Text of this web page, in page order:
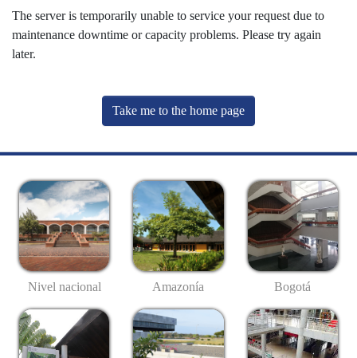
The server is temporarily unable to service your request due to
maintenance downtime or capacity problems. Please try again
later.
Take me to the home page
Nivel nacional Amazonía Bogotá